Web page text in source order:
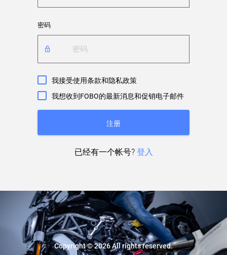
密码
我接受使用条款和隐私政策
我想收到FOBO的最新消息和促销电子邮件
注册
已经有一个帐号? 登入
Copyright © 2026 All rights reserved.